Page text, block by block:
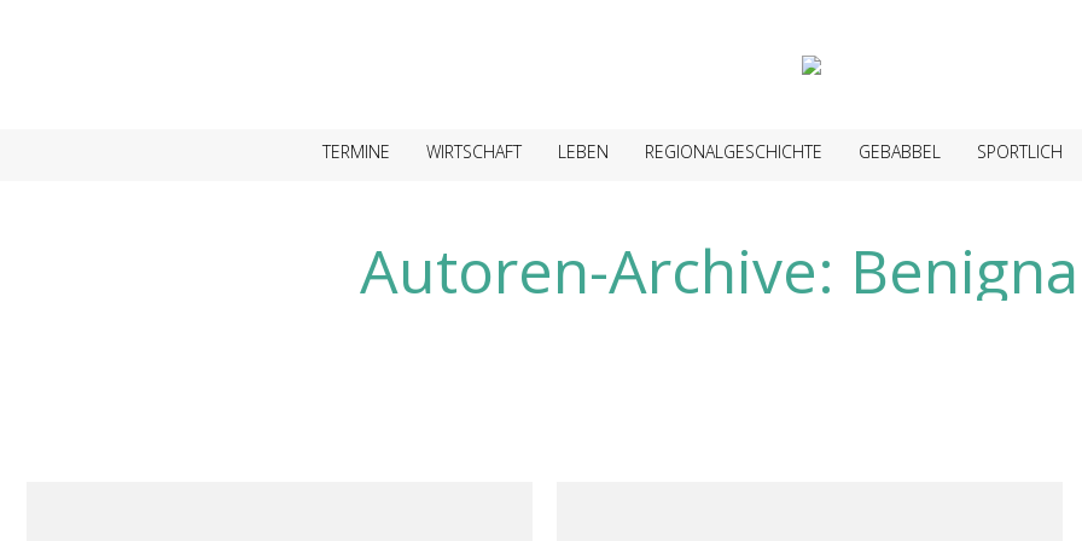
TERMINE WIRTSCHAFT LEBEN REGIONALGESCHICHTE GEBABBEL SPORTLICH
Autoren-Archive: